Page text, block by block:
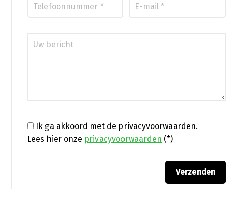
Ik ga akkoord met de privacyvoorwaarden.
Lees hier onze privacyvoorwaarden (*)